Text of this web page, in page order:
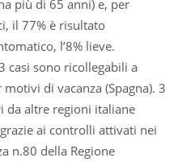
più di 65 anni) e, per
il 77% è risultato
l’8% lieve.
casi sono ricollegabili a
di vacanza (Spagna). 3
da altre regioni italiane
ai controlli attivati nei
n.80 della Regione